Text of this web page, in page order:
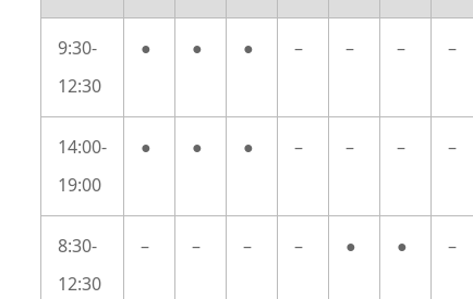
9:30-
12:30
● ● ● – – – –
14:00-
19:00
● ● ● – – – –
8:30-
12:30
– – – – ● ● –